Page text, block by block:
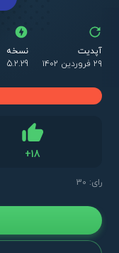
آپدیت
۲۹ فروردین ۱۴۰۲
نسخه
5.2.29
+18
رای: 30